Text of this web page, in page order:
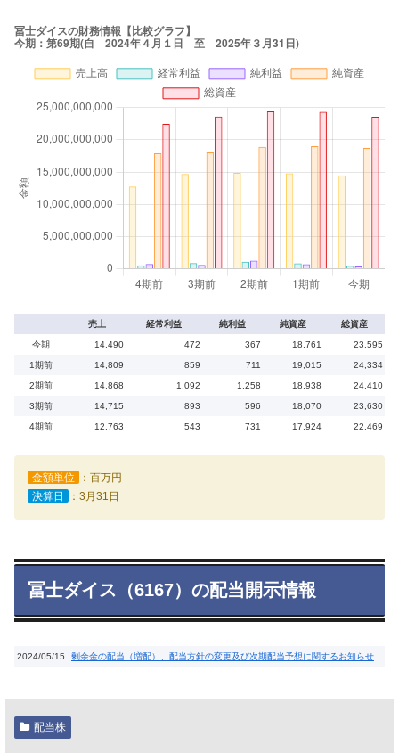
売上 経常利益 純利益 純資産 総資産
今期 14,490 472 367 18,761 23,595
1期前 14,809 859 711 19,015 24,334
2期前 14,868 1,092 1,258 18,938 24,410
3期前 14,715 893 596 18,070 23,630
4期前 12,763 543 731 17,924 22,469
金額単位
：百万円
決算日
：3月31日
冨士ダイス（6167）の配当開示情報
2024/05/15 剰余金の配当（増配）、配当方針の変更及び次期配当予想に関するお知らせ
配当株